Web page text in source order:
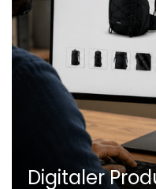
Digitaler